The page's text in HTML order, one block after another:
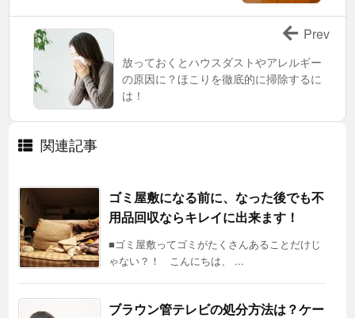
放っておくとハウスダストやアレルギー
の原因に？ほこりを徹底的に掃除するに
は！
Prev
関連記事
ゴミ屋敷になる前に、なった後でも不
用品回収ならキレイに出来ます！
■ゴミ屋敷ってゴミがたくさんあることだけじ
ゃない？！ こんにちは、 ...
ブラウン管テレビの処分方法は？ケー